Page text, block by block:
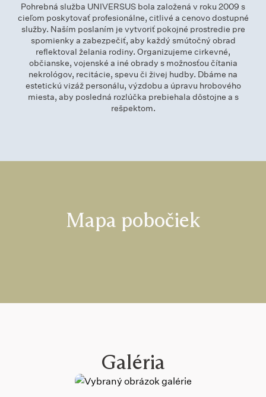
Pohrebná služba UNIVERSUS bola založená v roku 2009 s
cieľom poskytovať profesionálne, citlivé a cenovo dostupné
služby. Naším poslaním je vytvoriť pokojné prostredie pre
spomienky a zabezpečiť, aby každý smútočný obrad
reflektoval želania rodiny. Organizujeme cirkevné,
občianske, vojenské a iné obrady s možnosťou čítania
nekrológov, recitácie, spevu či živej hudby. Dbáme na
estetickú vizáž personálu, výzdobu a úpravu hrobového
miesta, aby posledná rozlúčka prebiehala dôstojne a s
rešpektom.
Mapa pobočiek
Galéria